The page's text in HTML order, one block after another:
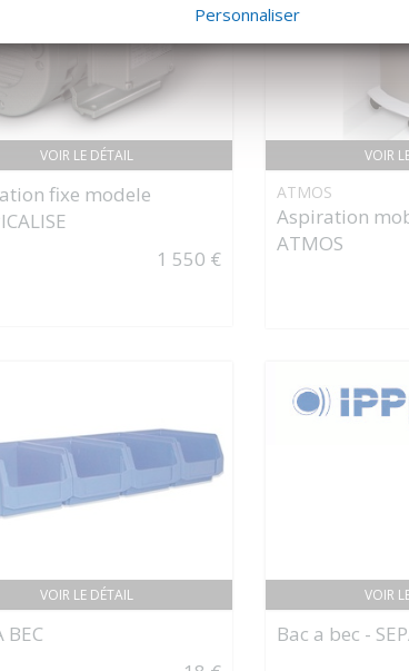
VOIR LE DÉTAIL
fixe modele
1 550 €
VOIR
ATMOS
Aspiration
ATMOS
VOIR LE DÉTAIL
BEC
VOIR
Bac a bec -
Personnaliser